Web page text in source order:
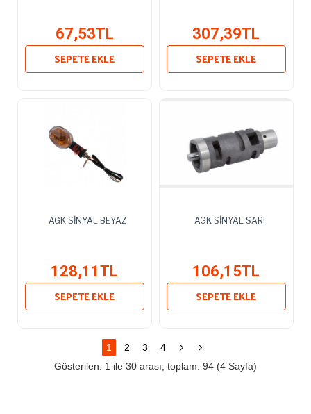
67,53TL
SEPETE EKLE
307,39TL
SEPETE EKLE
AGK SİNYAL BEYAZ
128,11TL
SEPETE EKLE
AGK SİNYAL SARI
106,15TL
SEPETE EKLE
1 2 3
4
Gösterilen: 1 ile 30 arası, toplam: 94 (4 Sayfa)